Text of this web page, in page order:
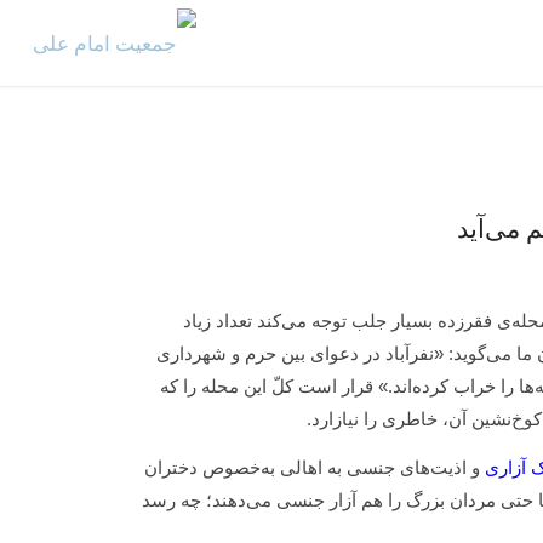
می‌آید
فقرزده بسیار جلب توجه می‌کند تعداد زیاد
می‌گوید: «نفرآباد در دعوای بین حرم و شهرداری
را خراب کرده‌اند.» قرار است کلّ این محله را که
آن، خاطری را نیازارد.
آزاری و اذیت‌های جنسی به اهالی به‌خصوص دختران
حتی مردان بزرگ را هم آزار جنسی می‌دهند؛ چه رسد